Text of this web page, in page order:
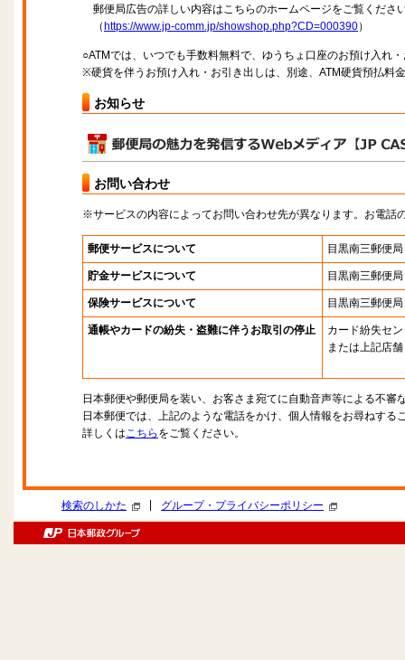
郵便局広告の詳しい内容はこちらのホームページをご覧くださ
（ https://www.jp-comm.jp/showshop.php?CD=000390）
○ATMでは、いつでも手数料無料で、ゆうちょ口座のお預け入れ
※硬貨を伴うお預け入れ・お引き出しは、別途、ATM硬貨預払料
お知らせ
お問い合わせ
※サービスの内容によってお問い合わせ先が異なります。お電話
郵便サービスについて 目黒南三郵便局
貯金サービスについて 目黒南三郵便局
保険サービスについて 目黒南三郵便局
通帳やカードの紛失・盗難に伴うお取引の停止
カード紛失セ
または上記店舗
日本郵便や郵便局を装い、お客さま宛てに自動音声等による不審
日本郵便では、上記のような電話をかけ、個人情報をお尋ねする
詳しくはこちら をご覧ください。
検索のしかた グループ・プライバシーポリシー